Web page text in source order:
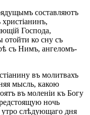
составляютъ
Господа,
отойти ко сну съ
съ Нимъ, ангеломъ-
въ молитвахъ
мысль, какою
въ моленіи къ Богу
ночь
слѣдующаго дня